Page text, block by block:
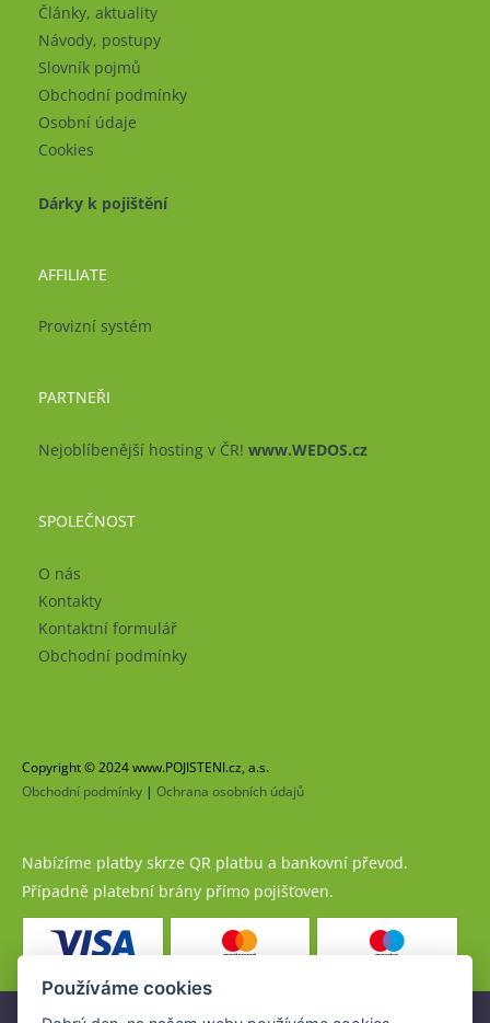
Články, aktuality
Návody, postupy
Slovník pojmů
Obchodní podmínky
Osobní údaje
Cookies
Dárky k pojištění
AFFILIATE
Provizní systém
PARTNEŘI
Nejoblíbenější hosting v ČR! www.WEDOS.cz
SPOLEČNOST
O nás
Kontakty
Kontaktní formulář
Obchodní podmínky
Copyright © 2024 www.POJISTENI.cz, a.s.
Obchodní podmínky | Ochrana osobních údajů
Nabízíme platby skrze QR platbu a bankovní převod.
Případně platební brány přímo pojišťoven.
Používáme cookies